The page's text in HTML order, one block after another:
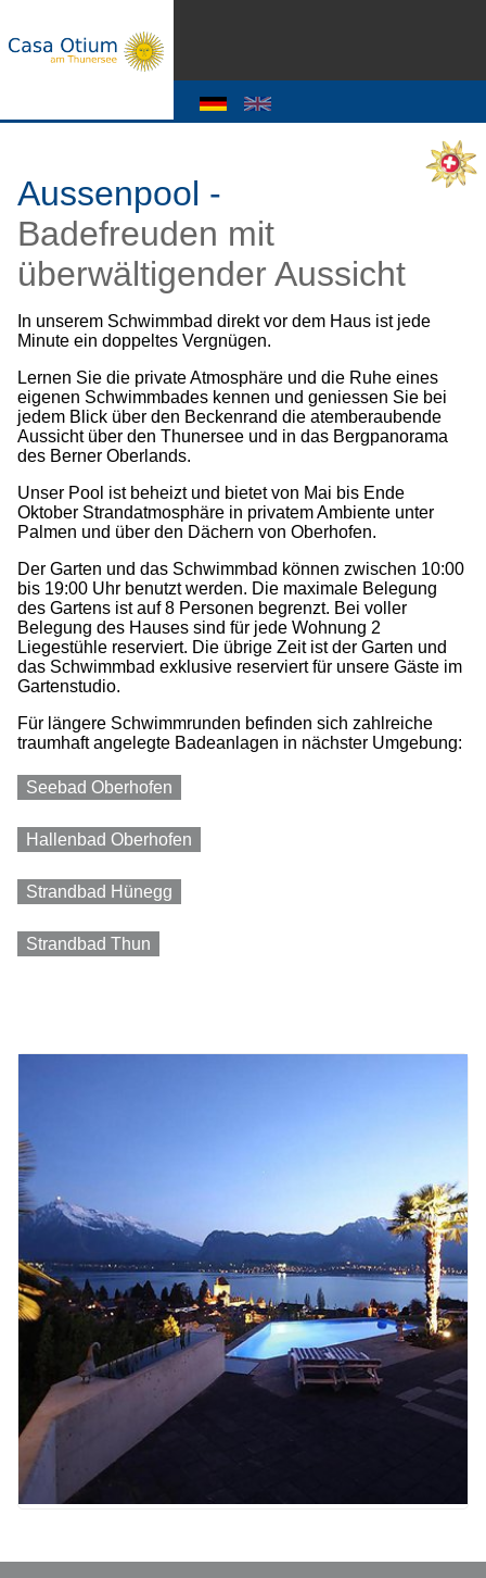
Aussenpool -
Badefreuden mit
überwältigender Aussicht
In unserem Schwimmbad direkt vor dem Haus ist jede
Minute ein doppeltes Vergnügen.
Lernen Sie die private Atmosphäre und die Ruhe eines
eigenen Schwimmbades kennen und geniessen Sie bei
jedem Blick über den Beckenrand die atemberaubende
Aussicht über den Thunersee und in das Bergpanorama
des Berner Oberlands.
Unser Pool ist beheizt und bietet von Mai bis Ende
Oktober Strandatmosphäre in privatem Ambiente unter
Palmen und über den Dächern von Oberhofen.
Der Garten und das Schwimmbad können zwischen 10:00
bis 19:00 Uhr benutzt werden. Die maximale Belegung
des Gartens ist auf 8 Personen begrenzt. Bei voller
Belegung des Hauses sind für jede Wohnung 2
Liegestühle reserviert. Die übrige Zeit ist der Garten und
das Schwimmbad exklusive reserviert für unsere Gäste im
Gartenstudio.
Für längere Schwimmrunden befinden sich zahlreiche
traumhaft angelegte Badeanlagen in nächster Umgebung:
Seebad Oberhofen
Hallenbad Oberhofen
Strandbad Hünegg
Strandbad Thun